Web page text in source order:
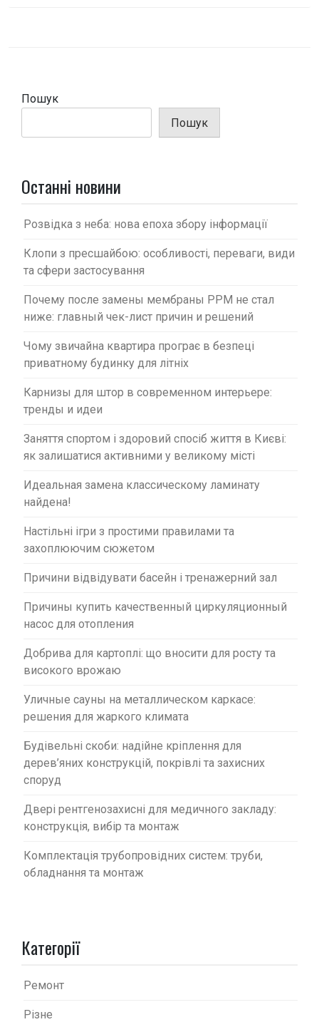
Пошук
Пошук
Останні новини
Розвідка з неба: нова епоха збору інформації
Клопи з пресшайбою: особливості, переваги, види
та сфери застосування
Почему после замены мембраны PPM не стал
ниже: главный чек-лист причин и решений
Чому звичайна квартира програє в безпеці
приватному будинку для літніх
Карнизы для штор в современном интерьере:
тренды и идеи
Заняття спортом і здоровий спосіб життя в Києві:
як залишатися активними у великому місті
Идеальная замена классическому ламинату
найдена!
Настільні ігри з простими правилами та
захоплюючим сюжетом
Причини відвідувати басейн і тренажерний зал
Причины купить качественный циркуляционный
насос для отопления
Добрива для картоплі: що вносити для росту та
високого врожаю
Уличные сауны на металлическом каркасе:
решения для жаркого климата
Будівельні скоби: надійне кріплення для
дерев’яних конструкцій, покрівлі та захисних
споруд
Двері рентгенозахисні для медичного закладу:
конструкція, вибір та монтаж
Комплектація трубопровідних систем: труби,
обладнання та монтаж
Категорії
Ремонт
Різне